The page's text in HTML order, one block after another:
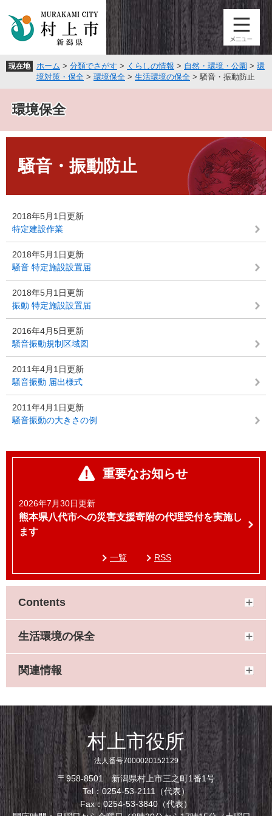
頭
飛
文
現在地 ホーム > 分類でさがす > くらしの情報 > 自然・環境・公園 > 環
境対策・保全 > 環境保全 > 生活環境の保全 >騒音・振動防止
環境保全
騒音・振動防止
2018年5月1日更新
特定建設作業
2018年5月1日更新
騒音 特定施設設置届
2018年5月1日更新
振動 特定施設設置届
2016年4月5日更新
騒音振動規制区域図
2011年4月1日更新
騒音振動 届出様式
2011年4月1日更新
騒音振動の大きさの例
重要なお知らせ
2026年7月30日更新
熊本県八代市への災害支援寄附の代理受付を実施し
ます
一覧 RSS
Contents
生活環境の保全
関連情報
村上市役所
法人番号7000020152129
〒958-8501 新潟県村上市三之町1番1号
Tel：0254-53-2111（代表）
Fax：0254-53-3840（代表）